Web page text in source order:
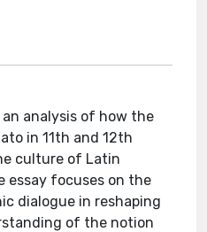
analysis of how the
in 11th and 12th
culture of Latin
essay focuses on the
dialogue in reshaping
of the notion